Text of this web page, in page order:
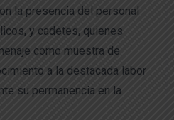
la presencia del personal
y cadetes, quienes
como muestra de
a la destacada labor
su permanencia en la